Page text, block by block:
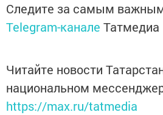
Следите за самым
Telegram-канале Татмедиа
Читайте новости
национальном
https://max.ru/tatmedia